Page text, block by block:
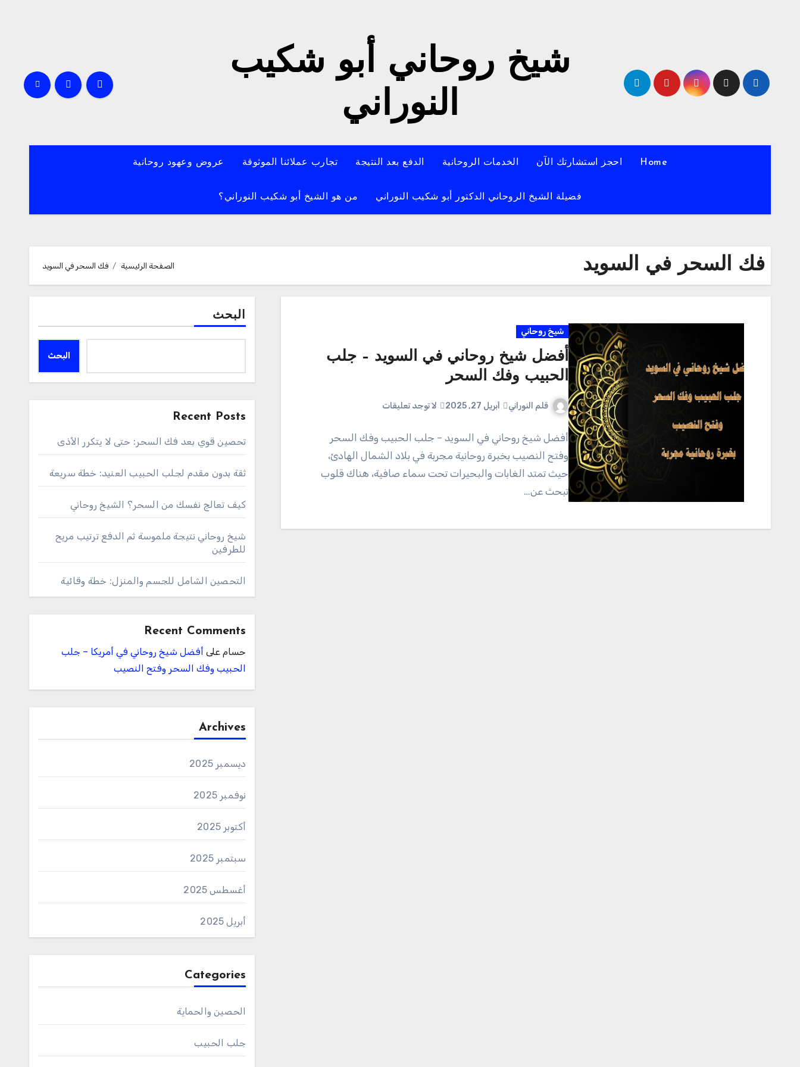
شيخ روحاني أبو شكيب
النوراني
Home احجز استشارتك الآن الخدمات الروحانية الدفع بعد النتيجة تجارب عملائنا الموثوقة عروض وعهود روحانية
فضيلة الشيخ الروحاني الدكتور أبو شكيب النوراني من هو الشيخ أبو شكيب النوراني؟
فك السحر في السويد الصفحة الرئيسية فك السحر في السويد
شيخ روحاني
أفضل شيخ روحاني في السويد – جلب
الحبيب وفك السحر
قلم النوراني أبريل 27, 2025 لا توجد تعليقات
أفضل شيخ روحاني في السويد – جلب الحبيب وفك السحر
وفتح النصيب بخبرة روحانية مجربة في بلاد الشمال الهادئ،
حيث تمتد الغابات والبحيرات تحت سماء صافية، هناك قلوب
تبحث عن…
البحث
البحث
Recent Posts
تحصين قوي بعد فك السحر: حتى لا يتكرر الأذى
ثقة بدون مقدم لجلب الحبيب العنيد: خطة سريعة
كيف تعالج نفسك من السحر؟ الشيخ روحاني
شيخ روحاني نتيجة ملموسة ثم الدفع ترتيب مريح
للطرفين
التحصين الشامل للجسم والمنزل: خطة وقائية
Recent Comments
حسامعلى أفضل شيخ روحاني في أمريكا – جلب
الحبيب وفك السحر وفتح النصيب
Archives
ديسمبر 2025
نوفمبر 2025
أكتوبر 2025
سبتمبر 2025
أغسطس 2025
أبريل 2025
Categories
الحصين والحماية
جلب الحبيب